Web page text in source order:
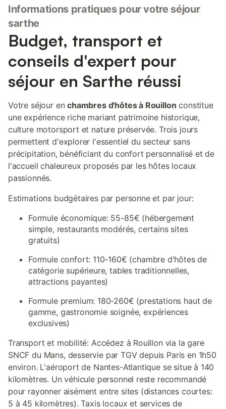
Informations pratiques pour votre séjour
sarthe
Budget, transport et
conseils d'expert pour
séjour en Sarthe réussi
Votre séjour enchambres d'hôtes à Rouillon constitue
une expérience riche mariant patrimoine historique,
culture motorsport et nature préservée. Trois jours
permettent d'explorer l'essentiel du secteur sans
précipitation, bénéficiant du confort personnalisé et de
l'accueil chaleureux proposés par les hôtes locaux
passionnés.
Estimations budgétaires par personne et par jour:
Formule économique: 55-85€ (hébergement
simple, restaurants modérés, certains sites
gratuits)
Formule confort: 110-160€ (chambre d'hôtes de
catégorie supérieure, tables traditionnelles,
attractions payantes)
Formule premium: 180-260€ (prestations haut de
gamme, gastronomie soignée, expériences
exclusives)
Transport et mobilité: Accédez à Rouillon via la gare
SNCF du Mans, desservie par TGV depuis Paris en 1h50
environ. L'aéroport de Nantes-Atlantique se situe à 140
kilomètres. Un véhicule personnel reste recommandé
pour rayonner aisément entre sites (distances courtes:
5 à 45 kilomètres). Taxis locaux et services de